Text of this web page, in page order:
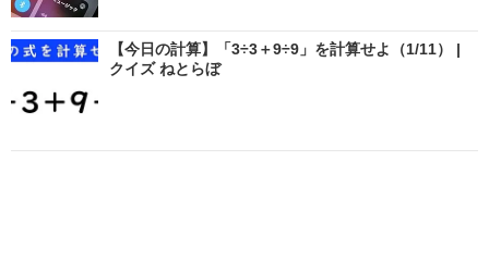
【今日の計算】「3÷3＋9÷9」を計算せよ（1/11） |
クイズ ねとらぼ